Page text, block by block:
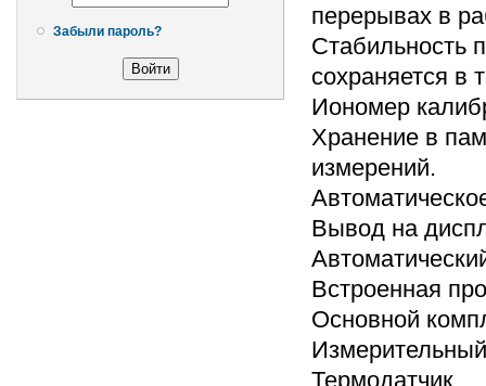
Забыли пароль?
перерывах в
Стабильность
сохраняется в
Иономер
Хранение в
измерений.
Вывод на
Встроенная
Основной
Термодатчик